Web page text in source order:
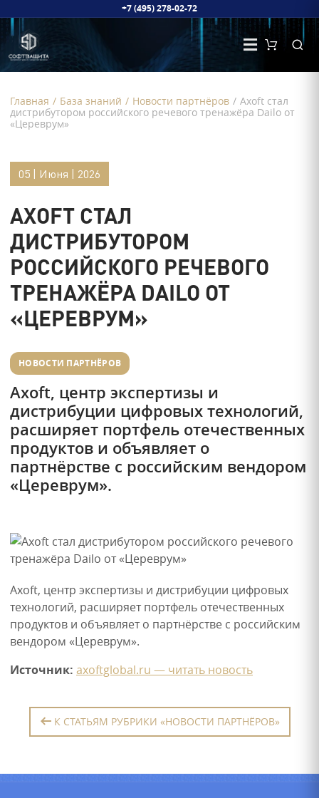
+7 (495) 278-02-72
Главная / База знаний / Новости партнёров / Axoft стал
дистрибутором российского речевого тренажёра Dailo от
«Цереврум»
05 | Июня | 2026
AXOFT СТАЛ
ДИСТРИБУТОРОМ
РОССИЙСКОГО РЕЧЕВОГО
ТРЕНАЖЁРА DAILO ОТ
«ЦЕРЕВРУМ»
НОВОСТИ ПАРТНЁРОВ
Axoft, центр экспертизы и
дистрибуции цифровых технологий,
расширяет портфель отечественных
продуктов и объявляет о
партнёрстве с российским вендором
«Цереврум».
Axoft, центр экспертизы и дистрибуции цифровых
технологий, расширяет портфель отечественных
продуктов и объявляет о партнёрстве с российским
вендором «Цереврум».
Источник: axoftglobal.ru — читать новость
К СТАТЬЯМ РУБРИКИ «НОВОСТИ ПАРТНЁРОВ»